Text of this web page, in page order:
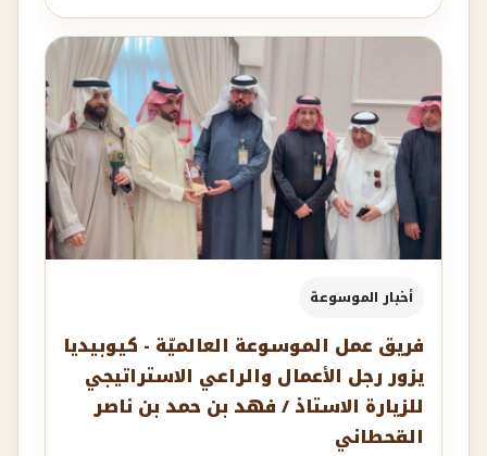
أخبار الموسوعة
فريق عمل الموسوعة العالميّة - كيوبيديا
يزور رجل الأعمال والراعي الاستراتيجي
للزيارة الاستاذ / فهد بن حمد بن ناصر
القحطاني